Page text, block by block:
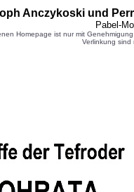
Anczykoski und
Pabel-
Homepage ist nur mit
Verlinkung sind